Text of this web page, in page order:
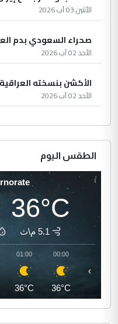
الأثنين 03 آب 2026
صحراء السعودي بدم
الأحد 02 آب 2026
الأكشن بنسخته العراقية
الأحد 02 آب 2026
الطقس اليوم
36°C
5.1 م\ث
00:00
36°C
01:00
36°C
›